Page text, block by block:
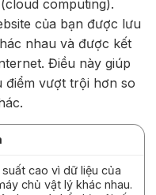
computing).
của bạn được lưu
nhau và được kết
Điều này giúp
vượt trội hơn so
cao vì dữ liệu của
chủ vật lý khác nhau.